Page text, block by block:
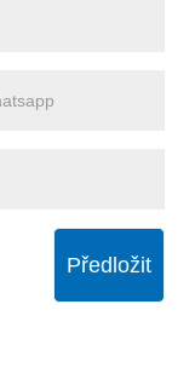
Předložit